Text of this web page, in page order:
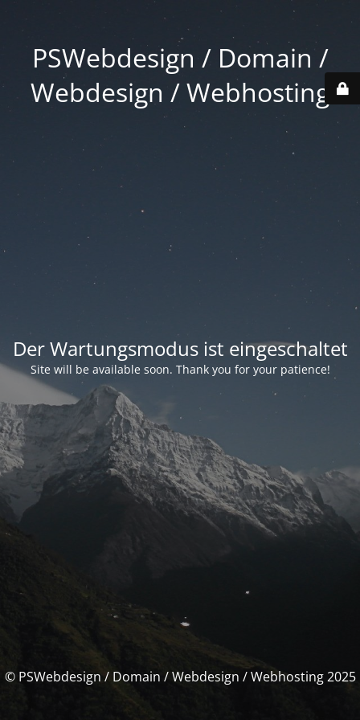
PSWebdesign / Domain /
Webdesign / Webhosting
Der Wartungsmodus ist eingeschaltet
Site will be available soon. Thank you for your patience!
© PSWebdesign / Domain / Webdesign / Webhosting 2025